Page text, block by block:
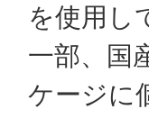
を使用し
一部、国
ケージに